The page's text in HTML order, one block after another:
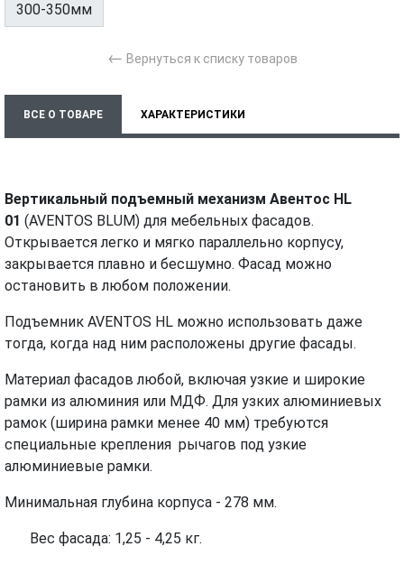
300-350мм
← Вернуться к списку товаров
ВСЕ О ТОВАРЕ ХАРАКТЕРИСТИКИ
Вертикальный подъемный механизм Авентос HL
01 (AVENTOS BLUM) для мебельных фасадов.
Открывается легко и мягко параллельно корпусу,
закрывается плавно и бесшумно. Фасад можно
остановить в любом положении.
Подъемник AVENTOS HL можно использовать даже
тогда, когда над ним расположены другие фасады.
Материал фасадов любой, включая узкие и широкие
рамки из алюминия или МДФ. Для узких алюминиевых
рамок (ширина рамки менее 40 мм) требуются
специальные крепления рычагов под узкие
алюминиевые рамки.
Минимальная глубина корпуса - 278 мм.
Вес фасада: 1,25 - 4,25 кг.